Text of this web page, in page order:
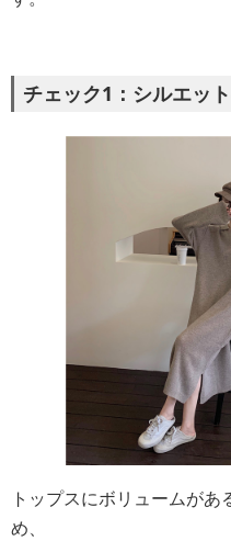
チェック1：シルエッ
トップスにボリュームが
め、